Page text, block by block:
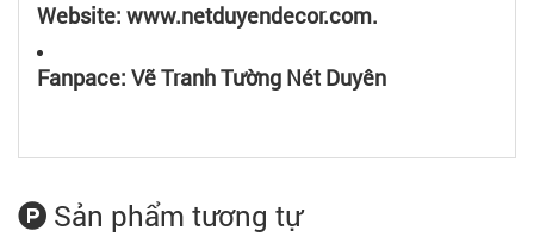
Website: www.netduyendecor.com.
Fanpace: Vẽ Tranh Tường Nét Duyên
Sản phẩm tương tự